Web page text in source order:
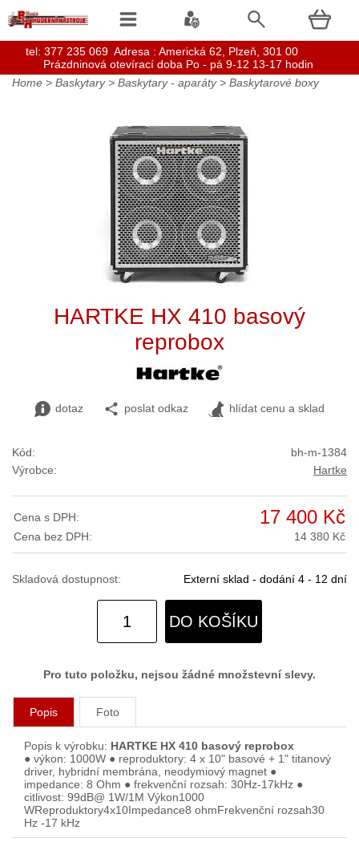
Home > Baskytary> Baskytary - aparáty> Baskytarové boxy
HARTKE HX 410 basový
reprobox
dotaz poslat odkaz hlídat cenu a sklad
Kód:
bh-m-1384
Výrobce:
Hartke
Cena s DPH: 17 400 Kč
Cena bez DPH: 14 380 Kč
Skladová dostupnost: Externí sklad - dodání 4 - 12 dní
DO KOŠÍKU
Pro tuto položku, nejsou žádné množstevní slevy.
Popis Foto
Popis k výrobku: HARTKE HX 410 basový reprobox
● výkon: 1000W ● reproduktory: 4 x 10" basové + 1" titanový
driver, hybridní membrána, neodymiový magnet ●
impedance: 8 Ohm ● frekvenční rozsah: 30Hz-17kHz ●
citlivost: 99dB@ 1W/1M Výkon1000
WReproduktory4x10Impedance8 ohmFrekvenční rozsah30
Hz -17 kHz
tel: 377 235 069 Adresa : Americká 62, Plzeň, 301 00
Prázdninová otevírací doba Po - pá 9-12 13-17 hodin